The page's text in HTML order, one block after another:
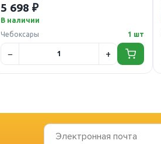
5 698 ₽
В наличии
Чебоксары
1 шт